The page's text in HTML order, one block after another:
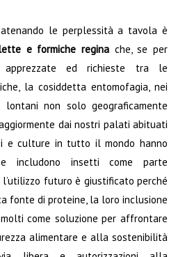
le perplessità a tavola è
e formiche regina che, se per
ed richieste tra le
la cosiddetta entomofagia, nei
non solo geograficamente
dai nostri palati abituati
e culture in tutto il mondo hanno
includono insetti come parte
futuro è giustificato perché
fonte di proteine, la loro inclusione
come soluzione per affrontare
alimentare e alla sostenibilità